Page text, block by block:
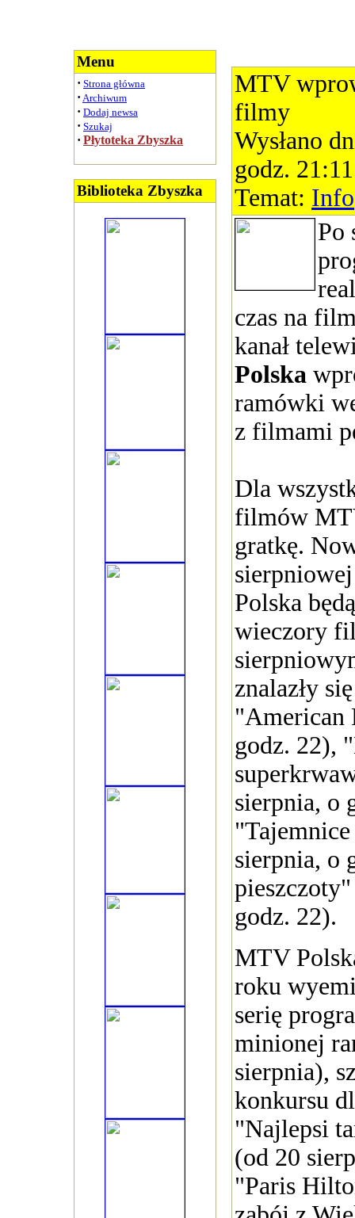
Menu
· Strona główna
· Archiwum
· Dodaj newsa
· Szukaj
· Płytoteka Zbyszka
Biblioteka Zbyszka
MTV
filmy
Wysłano
godz.
Temat: Info
Po
czas na
kanał
Polska
ramówki
z filmami
Dla
filmów
gratkę.
Polska
wieczory
znalazły
"American
godz. 22),
sierpnia, o
sierpnia, o
godz. 22).
MTV
roku
serię
minionej
sierpnia),
konkursu
"Najlepsi
(od 20
"Paris